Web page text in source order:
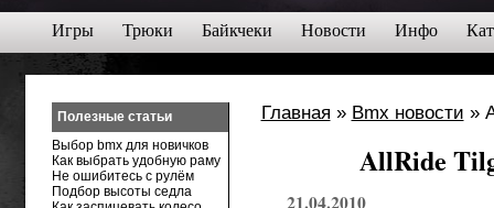
Игры Трюки Байкчеки Новости Инфо
Главная » Bmx новости »
AllRide
21.04.2010
Полезные статьи
Выбор bmx для новичков
Как выбрать удобную раму
Не ошибитесь с рулём
Подбор высоты седла